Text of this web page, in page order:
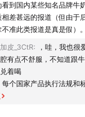
要“轻负担”，浓缩类
物质摄入？
题：代糖、食品保质
到国内某些知名品牌牛
差甚远的报道（但由于
准此类报道是真是假）。
皮_3CtR:
，哇，我也很
有点不舒服，不知道跟
着喝
每个国家产品执行法规和